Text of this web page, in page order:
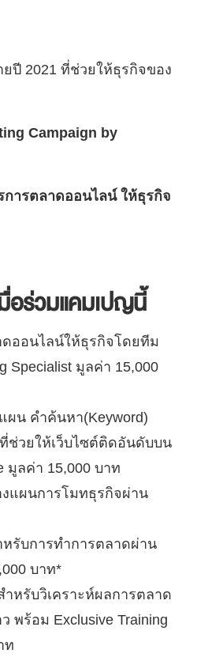
ปี 2021 ที่ช่วยให้ธุรกิจของ
Campaign by
ารตลาดออนไลน์ ให้ธุรกิจ
อร่วมแคมเปญนี้
ออนไลน์ให้ธุรกิจโดยทีม
Specialist มูลค่า 15,000
ผน คำค้นหา(Keyword)
ช่วยให้เว็บไซต์ติดอันดับบน
มูลค่า 15,000 บาท
งแผนการโมทธุรกิจผ่าน
รับการทำการตลาดผ่าน
บาท*
ำหรับวิเคราะห์ผลการตลาด
พร้อม Exclusive Training
ท